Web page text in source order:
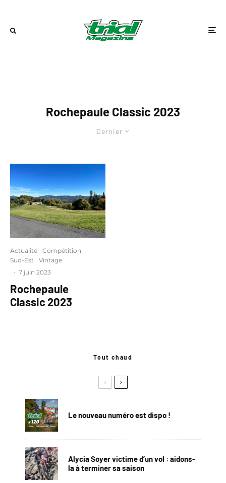
Rochepaule Classic 2023
Dernier
Actualité
Compétition
Sud-Est
Vintage
· 7 juin 2023
Rochepaule
Classic 2023
Tout chaud
Le nouveau numéro est dispo !
Alycia Soyer victime d’un vol : aidons-
la à terminer sa saison